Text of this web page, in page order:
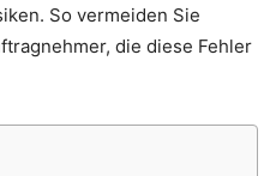
So vermeiden Sie
die diese Fehler